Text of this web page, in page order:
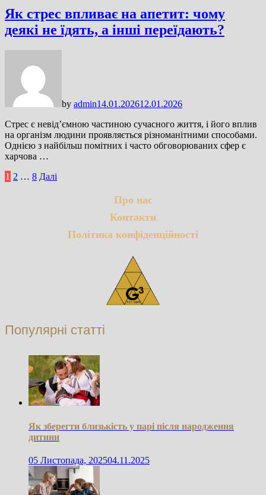
Як стрес впливає на апетит: чому
деякі не їдять, а інші переїдають?
by admin14.01.202612.01.2026
Стрес є невід’ємною частиною сучасного життя, і його вплив
на організм людини проявляється різноманітними способами.
Однією з найбільш помітних і часто обговорюваних сфер є
харчова …
Пагінація
1 2 … 8 Далі
Про нас
Контакти
Політика конфіденційності
Популярні статті
Як зберегти близькість у парі після народження
дитини
05 Листопада, 202504.11.2025